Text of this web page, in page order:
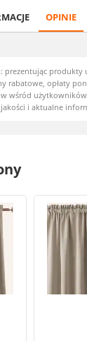
OPINIE
prezentując produkty
rabatowe, opłaty
wśród
i aktualne